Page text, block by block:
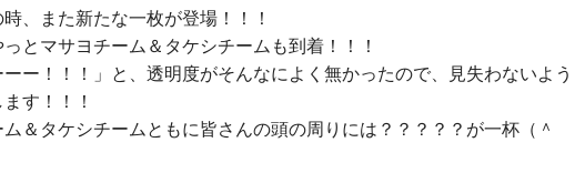
、また新たな一枚が登場！！！
とマサヨチーム＆タケシチームも到着！！！
ーー！！！」と、透明度がそんなによく無かったので、見失わないよう
す！！！
＆タケシチームともに皆さんの頭の周りには？？？？？が一杯（＾